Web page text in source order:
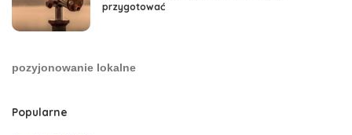
przygotować
pozyjonowanie lokalne
Popularne